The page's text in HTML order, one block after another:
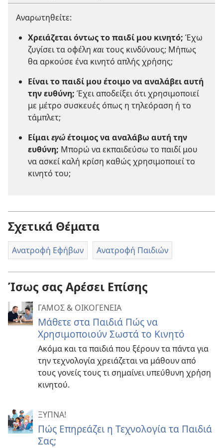
Αναρωτηθείτε:
Χρειάζεται όντως το παιδί μου κινητό; Έχω
ζυγίσει τα οφέλη και τους κινδύνους; Μήπως
θα αρκούσε ένα κινητό απλής χρήσης;
Είναι το παιδί μου έτοιμο να αναλάβει αυτή
την ευθύνη; Έχει αποδείξει ότι χρησιμοποιεί
με μέτρο συσκευές όπως η τηλεόραση ή το
τάμπλετ;
Είμαιεγώέτοιμος να αναλάβω αυτή την
ευθύνη; Μπορώ να εκπαιδεύσω το παιδί μου
να ασκεί καλή κρίση καθώς χρησιμοποιεί το
κινητό του;
Σχετικά Θέματα
Ανατροφή Εφήβων Ανατροφή Παιδιών
Ίσως σας Αρέσει Επίσης
ΓΑΜΟΣ & ΟΙΚΟΓΕΝΕΙΑ
Μάθετε στα Παιδιά Πώς να
Χρησιμοποιούν Σωστά το Κινητό
Ακόμα και τα παιδιά που ξέρουν τα πάντα για
την τεχνολογία χρειάζεται να μάθουν από
τους γονείς τους τι σημαίνει υπεύθυνη χρήση
κινητού.
ΞΥΠΝΑ!
Πώς Επηρεάζει η Τεχνολογία τα Παιδιά
Σας;